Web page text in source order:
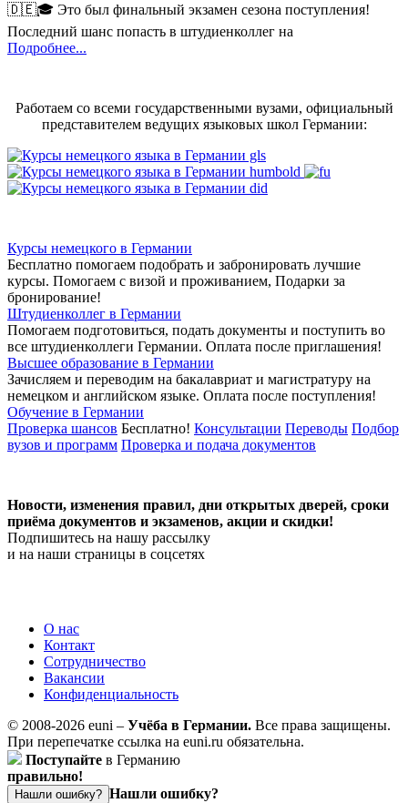
🇩🇪🎓 Это был финальный экзамен сезона поступления!
Последний шанс попасть в штудиенколлег на
Подробнее...
Работаем со всеми государственными вузами, официальный
представителем ведущих языковых школ Германии:
Курсы немецкого в Германии
Бесплатно помогаем подобрать и забронировать лучшие
курсы. Помогаем с визой и проживанием, Подарки за
бронирование!
Штудиенколлег в Германии
Помогаем подготовиться, подать документы и поступить во
все штудиенколлеги Германии. Оплата после приглашения!
Высшее образование в Германии
Зачисляем и переводим на бакалавриат и магистратуру на
немецком и английском языке. Оплата после поступления!
Обучение в Германии
Проверка шансов Бесплатно! Консультации Переводы Подбор
вузов и программ Проверка и подача документов
Новости, изменения правил, дни открытых дверей, сроки
приёма документов и экзаменов, акции и скидки!
Подпишитесь на нашу рассылку
и на наши страницы в соцсетях
О нас
Контакт
Сотрудничество
Вакансии
Конфиденциальность
© 2008-2026 euni – Учёба в Германии. Все права защищены.
При перепечатке ссылка на euni.ru обязательна.
Поступайте в Германию
правильно!
Нашли ошибку? Нашли ошибку?